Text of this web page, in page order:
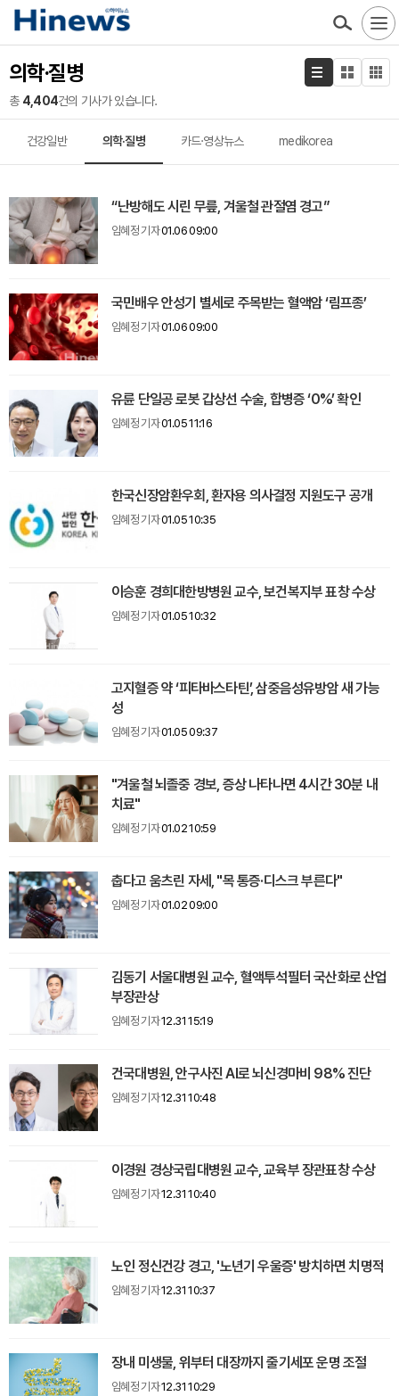
의학·질병
총 4,404건의 기사가 있습니다.
건강일반 의학·질병 카드·영상뉴스 medikorea
“난방해도 시린 무릎, 겨울철 관절염 경고”
임혜정 기자01.06 09:00
국민배우 안성기 별세로 주목받는 혈액암 ‘림프종’
임혜정 기자01.06 09:00
유륜 단일공 로봇 갑상선 수술, 합병증 ‘0%’ 확인
임혜정 기자01.05 11:16
한국신장암환우회, 환자용 의사결정 지원도구 공개
임혜정 기자01.05 10:35
이승훈 경희대한방병원 교수, 보건복지부 표창 수상
임혜정 기자01.05 10:32
고지혈증 약 ‘피타바스타틴’, 삼중음성유방암 새 가능
성
임혜정 기자01.05 09:37
"겨울철 뇌졸중 경보, 증상 나타나면 4시간 30분 내
치료"
임혜정 기자01.02 10:59
춥다고 움츠린 자세, "목 통증·디스크 부른다"
임혜정 기자01.02 09:00
김동기 서울대병원 교수, 혈액투석필터 국산화로 산업
부장관상
임혜정 기자12.31 15:19
건국대병원, 안구사진 AI로 뇌신경마비 98% 진단
임혜정 기자12.31 10:48
이경원 경상국립대병원 교수, 교육부 장관표창 수상
임혜정 기자12.31 10:40
노인 정신건강 경고, '노년기 우울증' 방치하면 치명적
임혜정 기자12.31 10:37
장내 미생물, 위부터 대장까지 줄기세포 운명 조절
임혜정 기자12.31 10:29